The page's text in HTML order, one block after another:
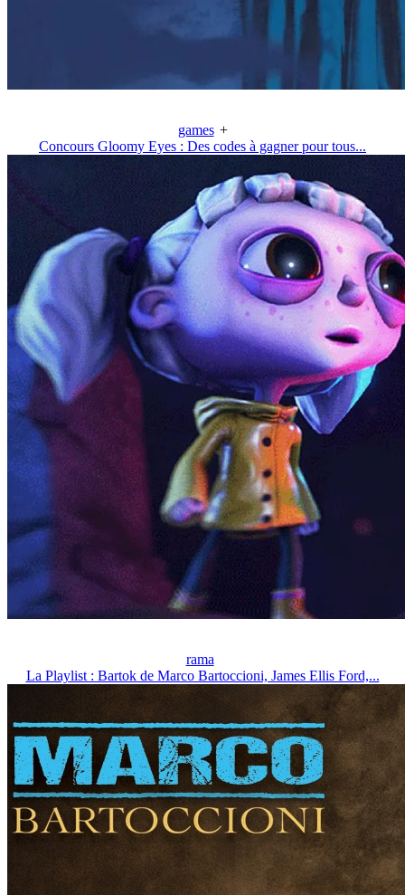
games +
Concours Gloomy Eyes : Des codes à gagner pour tous...
rama
La Playlist : Bartok de Marco Bartoccioni, James Ellis Ford,...